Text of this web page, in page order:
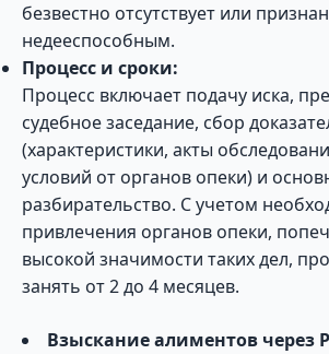
безвестно отсутствует или признан
недееспособным.
Процесс и сроки:
Процесс включает подачу иска,
судебное заседание, сбор
(характеристики, акты
условий от органов опеки) и
разбирательство. С учетом
привлечения органов опеки,
высокой значимости таких дел,
занять от 2 до 4 месяцев.
Взыскание алиментов через